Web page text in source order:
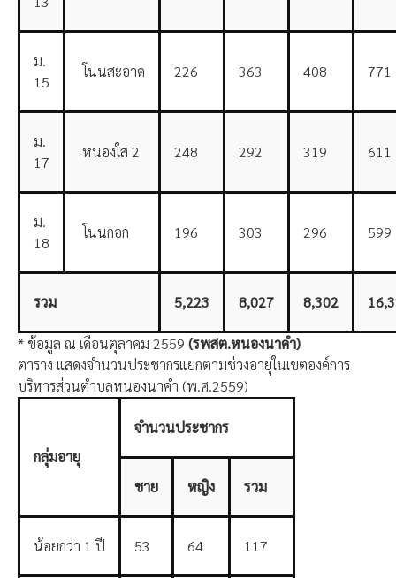
ม.
15
โนนสะอาด 226 363 408 771
ม.
17
หนองใส 2 248 292 319 611
ม.
18
โนนกอก 196 303 296 599
รวม 5,223 8,027 8,302
* ข้อมูล ณ เดือนตุลาคม 2559 (รพสต.หนองนาคำ)
ตาราง แสดงจํานวนประชากรแยกตามช่วงอายุในเขตองค์การ
บริหารส่วนตำบลหนองนาคำ (พ.ศ.2559)
กลุ่มอายุ
จำนวนประชากร
ชาย หญิง รวม
น้อยกว่า 1 ปี 53 64 117